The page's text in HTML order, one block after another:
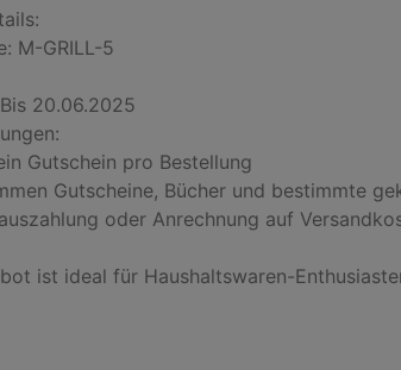
M-GRILL-5
20.06.2025
ist ideal für Haushaltswaren-